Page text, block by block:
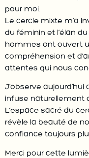
pour moi.
Le cercle mixte m’a
du féminin et l’élan
hommes ont ouvert
compréhension et
attentes qui nous
J’observe
infuse naturellement
L’espace sacré du
révèle la beauté de
confiance toujours
Merci pour cette